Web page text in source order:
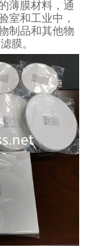
薄膜材料，通
室和工业中，
制品和其他物
膜。